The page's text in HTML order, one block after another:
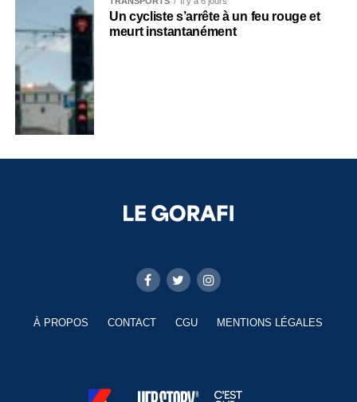
Un cycliste s’arrête à un feu rouge et
meurt instantanément
À PROPOS CONTACT CGU MENTIONS LÉGALES